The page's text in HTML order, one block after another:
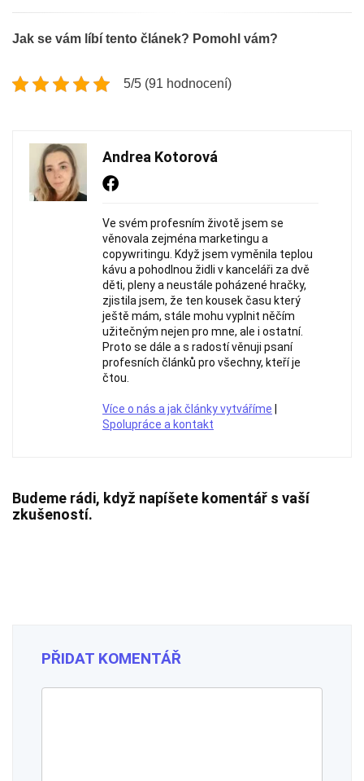
Jak se vám líbí tento článek? Pomohl vám?
5/5 (91 hodnocení)
Andrea Kotorová
Ve svém profesním životě jsem se
věnovala zejména marketingu a
copywritingu. Když jsem vyměnila teplou
kávu a pohodlnou židli v kanceláři za dvě
děti, pleny a neustále poházené hračky,
zjistila jsem, že ten kousek času který
ještě mám, stále mohu vyplnit něčím
užitečným nejen pro mne, ale i ostatní.
Proto se dále a s radostí věnuji psaní
profesních článků pro všechny, kteří je
čtou.
Více o nás a jak články vytváříme
Spolupráce a kontakt
Budeme rádi, když napíšete komentář s vaší
zkušeností.
PŘIDAT KOMENTÁŘ